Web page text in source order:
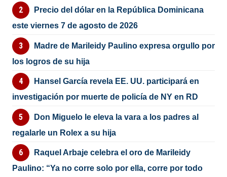
Precio del dólar en la República Dominicana
este viernes 7 de agosto de 2026
Madre de Marileidy Paulino expresa orgullo por
los logros de su hija
Hansel García revela EE. UU. participará en
investigación por muerte de policía de NY en RD
Don Miguelo le eleva la vara a los padres al
regalarle un Rolex a su hija
Raquel Arbaje celebra el oro de Marileidy
Paulino: “Ya no corre solo por ella, corre por todo